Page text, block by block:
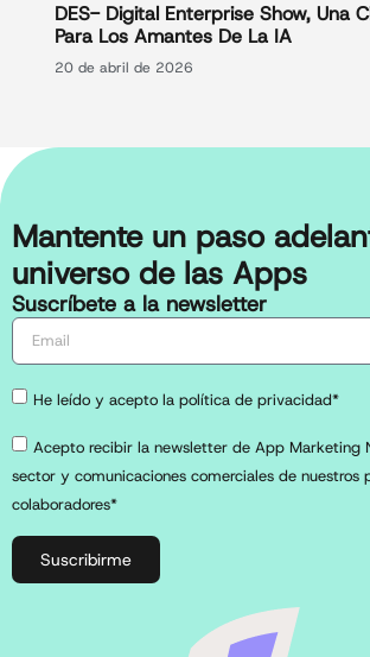
DES- Digital Enterprise Show, Una
Para Los Amantes De La IA
20 de abril de 2026
Mantente un paso
universo de las Apps
Suscríbete a la newsletter
He leído y acepto la política de privacidad*
Acepto recibir la newsletter de App Marketing
sector y comunicaciones comerciales de nuestros
colaboradores*
Suscribirme